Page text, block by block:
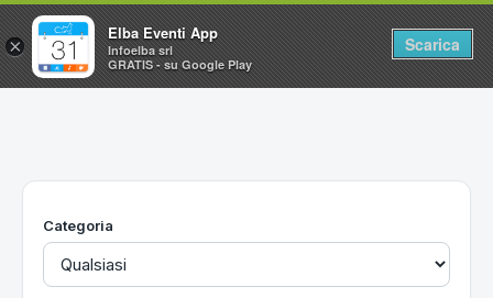
Home
Utilità
Categoria
×
Elba Eventi App
Infoelba srl
GRATIS - su Google Play
Scarica